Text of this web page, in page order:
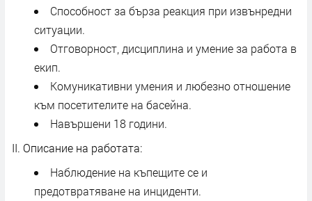
Способност за бърза реакция при извънредни
ситуации.
Отговорност, дисциплина и умение за работа в
екип.
Комуникативни умения и любезно отношение
към посетителите на басейна.
Навършени 18 години.
II. Описание на работата:
Наблюдение на къпещите се и
предотвратяване на инциденти.